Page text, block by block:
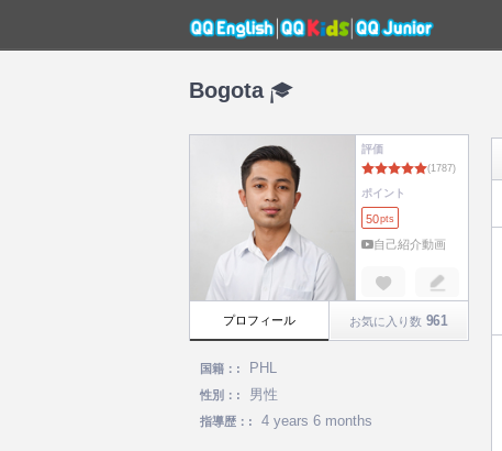
Bogota
評価
ポイント
50pts
自己紹介動画
プロフィール お気に入り数 961
国籍：: PHL
性別：: 男性
指導歴：: 4 years 6 months